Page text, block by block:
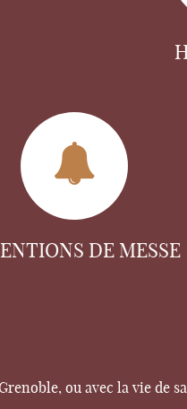
DE MESSE
ou avec la vie de